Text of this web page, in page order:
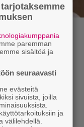
3
ja
mutta
paremman
sisältöä ja
seuraavasti
evästeitä
sivuista, joilla
ja
välilehdellä.